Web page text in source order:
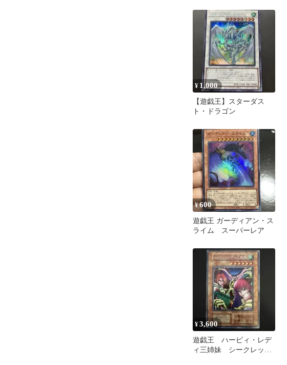
¥ 1,000
【遊戯王】スターダス
ト・ドラゴン
¥600
遊戯王 ガーディアン・ス
ライム スーパーレア
¥3,600
遊戯王 ハーピィ・レデ
ィ三姉妹 シークレット